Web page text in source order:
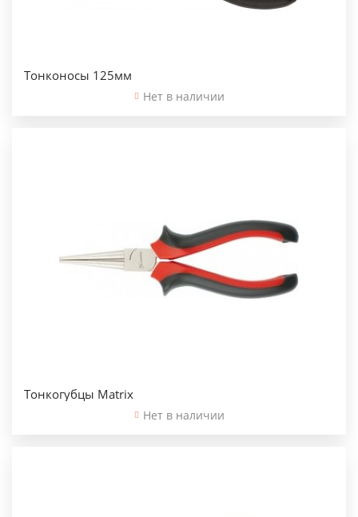
Тонконосы 125мм
Нет в наличии
Тонкогубцы Matrix
Нет в наличии